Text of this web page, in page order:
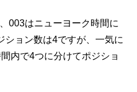
003はニューヨーク時間に
ション数は4ですが、一気に
内で4つに分けてポジショ